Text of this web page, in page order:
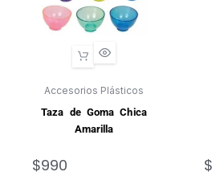
Accesorios Plásticos
Taza de Goma Chica
Amarilla
$990 $